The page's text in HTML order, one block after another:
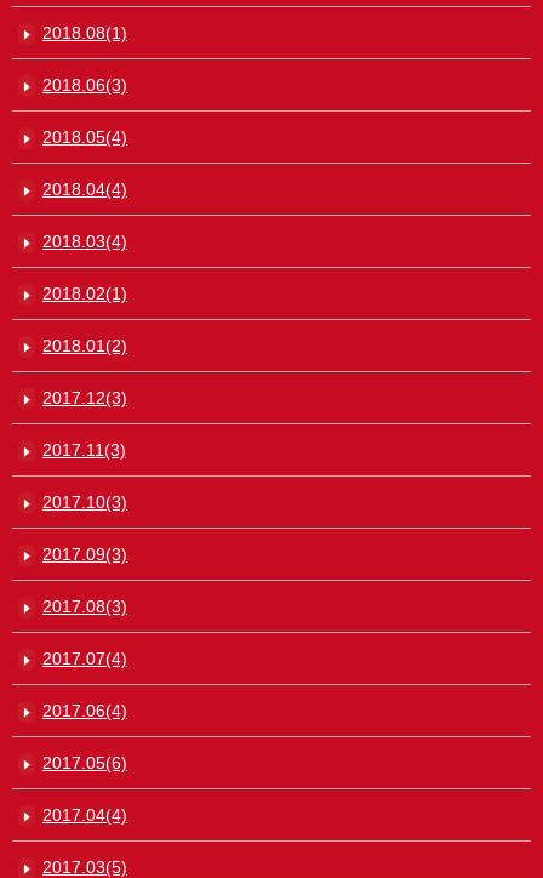
2018.08(1)
2018.06(3)
2018.05(4)
2018.04(4)
2018.03(4)
2018.02(1)
2018.01(2)
2017.12(3)
2017.11(3)
2017.10(3)
2017.09(3)
2017.08(3)
2017.07(4)
2017.06(4)
2017.05(6)
2017.04(4)
2017.03(5)